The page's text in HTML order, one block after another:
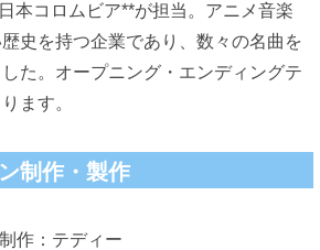
本コロムビア**が担当。アニメ音楽
史を持つ企業であり、数々の名曲を
た。オープニング・エンディングテ
ます。
制作・製作
作：テディー